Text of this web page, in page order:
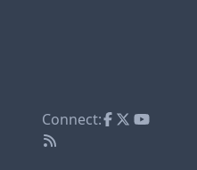
Connect: